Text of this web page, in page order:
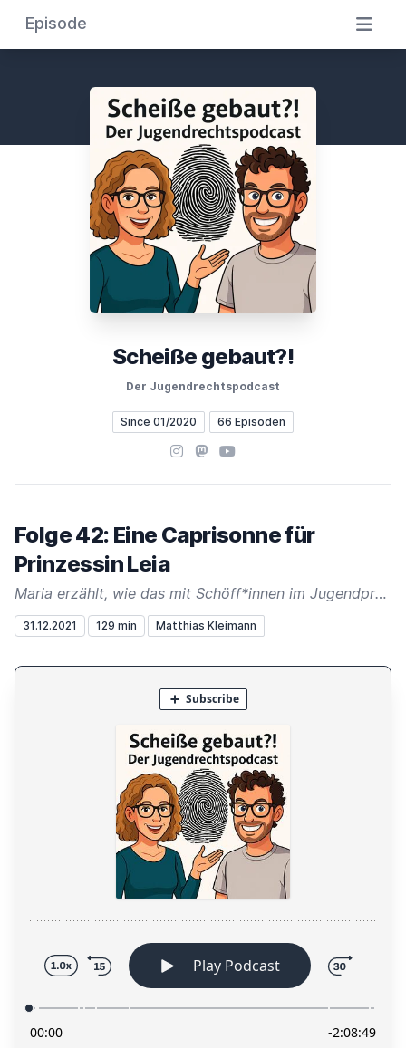
Episode
Scheiße gebaut?!
Der Jugendrechtspodcast
Since 01/2020 66 Episoden
Instagram
Mastodon
YouTube
Folge 42: Eine Caprisonne für
Prinzessin Leia
Maria erzählt, wie das mit Schöff*innen im Jugendprozess funktioniert, Matthias hat viele Fragen und ist trotzdem nur so mittel überzeugt. Außerdem: 30 Minuten "Nur-ganz-kurz-Einschübe" mit sehr(!) relevanten Informationen, Jahresrückblick 2021, #Corona
31.12.2021 129 min Matthias Kleimann